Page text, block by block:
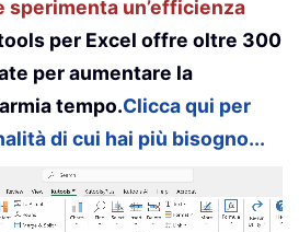
sperimenta un’efficienza
per Excel offre oltre 300
per aumentare la
tempo.Clicca qui per
di cui hai più bisogno...